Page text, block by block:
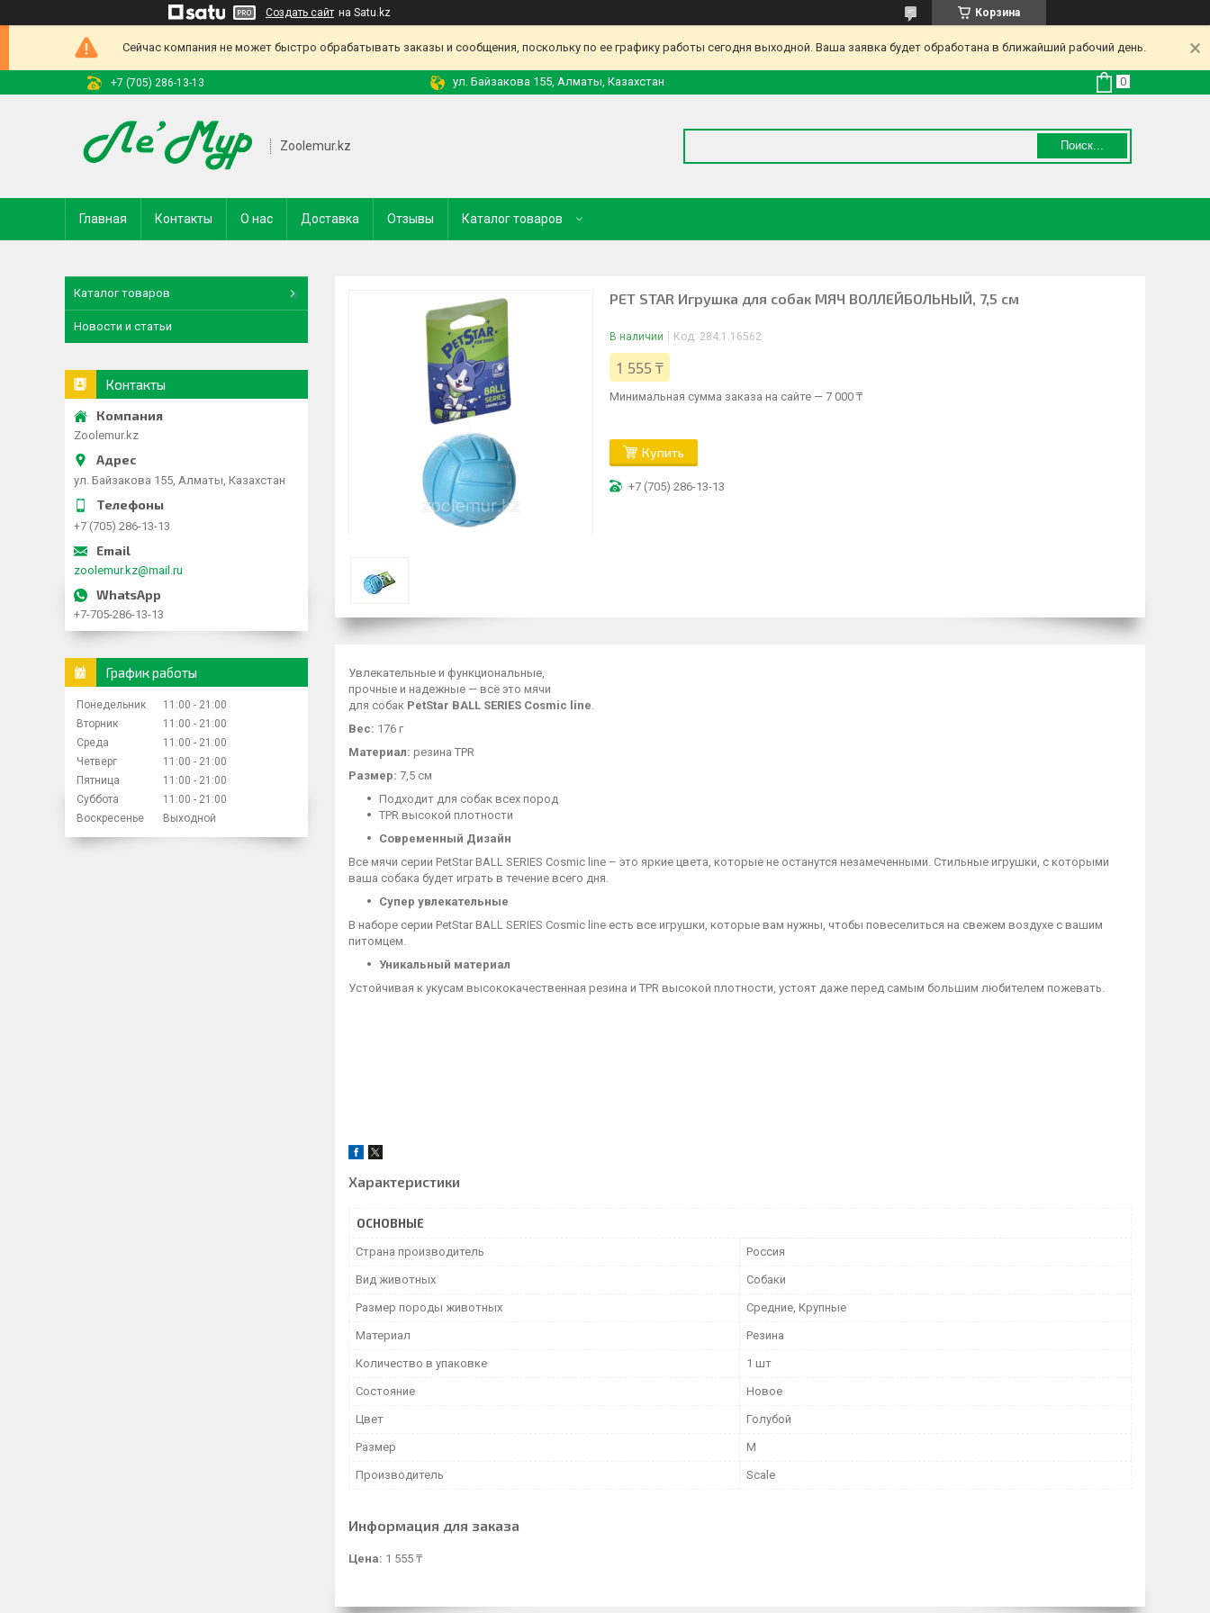
Создать сайт на Satu.kz Корзина
Сейчас компания не может быстро обрабатывать заказы и сообщения, поскольку по ее графику работы сегодня выходной. Ваша заявка будет обработана в ближайший рабочий день.
+7 (705) 286-13-13 ул. Байзакова 155, Алматы, Казахстан
Zoolemur.kz Поиск...
Главная Контакты О нас Доставка Отзывы Каталог товаров
PET STAR Игрушка для cобак МЯЧ ВОЛЛЕЙБОЛЬНЫЙ, 7,5 см
В наличии Код: 284.1.16562
1 555 ₸
Минимальная сумма заказа на сайте — 7 000 ₸
Купить
+7 (705) 286-13-13
Увлекательные и функциональные,
прочные и надежные — всё это мячи
для собак PetStar BALL SERIES Cosmic line.
Вес: 176 г
Материал: резина TPR
Размер: 7,5 см
Подходит для собак всех пород
TPR высокой плотности
Современный Дизайн
Все мячи серии PetStar BALL SERIES Cosmic line – это яркие цвета, которые не останутся незамеченными. Стильные игрушки, с которыми
ваша собака будет играть в течение всего дня.
Супер увлекательные
В наборе серии PetStar BALL SERIES Cosmic line есть все игрушки, которые вам нужны, чтобы повеселиться на свежем воздухе с вашим
питомцем.
Уникальный материал
Устойчивая к укусам высококачественная резина и TPR высокой плотности, устоят даже перед самым большим любителем пожевать.
Характеристики
ОСНОВНЫЕ
Страна производитель Россия
Вид животных Собаки
Размер породы животных Средние, Крупные
Материал Резина
Количество в упаковке 1 шт
Состояние Новое
Цвет Голубой
Размер M
Производитель Scale
Информация для заказа
Цена: 1 555 ₸
Каталог товаров
Новости и статьи
Контакты
Zoolemur.kz
ул. Байзакова 155, Алматы, Казахстан
+7 (705) 286-13-13
zoolemur.kz@mail.ru
+7-705-286-13-13
График работы
Понедельник 11:00
21:00
Вторник
11:00
21:00
Среда
11:00
21:00
Четверг
11:00
21:00
Пятница
11:00
21:00
Суббота
11:00
21:00
Воскресенье
Выходной